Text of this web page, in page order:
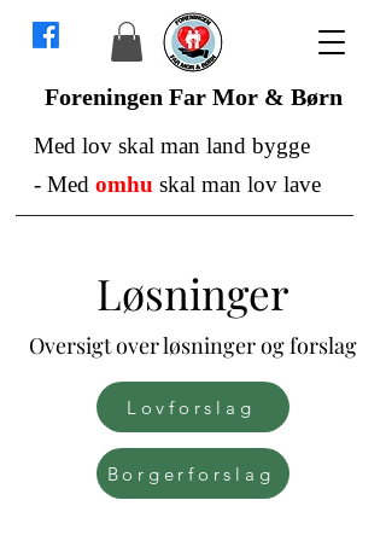
Foreningen Far Mor & Børn
Med lov skal man land bygge
- Med omhu skal man lov lave
Løsninger
Oversigt over løsninger og forslag
Lovforslag
Borgerforslag